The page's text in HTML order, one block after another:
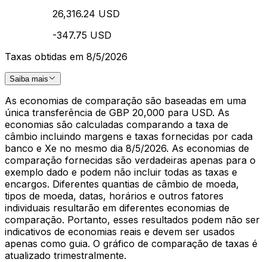
26,316.24 USD
-347.75 USD
Taxas obtidas em 8/5/2026
Saiba mais
As economias de comparação são baseadas em uma
única transferência de GBP 20,000 para USD. As
economias são calculadas comparando a taxa de
câmbio incluindo margens e taxas fornecidas por cada
banco e Xe no mesmo dia 8/5/2026. As economias de
comparação fornecidas são verdadeiras apenas para o
exemplo dado e podem não incluir todas as taxas e
encargos. Diferentes quantias de câmbio de moeda,
tipos de moeda, datas, horários e outros fatores
individuais resultarão em diferentes economias de
comparação. Portanto, esses resultados podem não ser
indicativos de economias reais e devem ser usados
apenas como guia. O gráfico de comparação de taxas é
atualizado trimestralmente.